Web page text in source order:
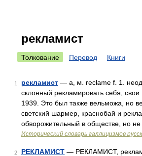
рекламист
Толкование Перевод Книги
1 рекламист — а, м. reclame f. 1.
склонный рекламировать себя,
1939. Это был также вельможа, но
светский шармер, краснобай и
обворожительный в обществе, но
Исторический словарь галлицизмов
2 РЕКЛАМИСТ — РЕКЛАМИСТ,